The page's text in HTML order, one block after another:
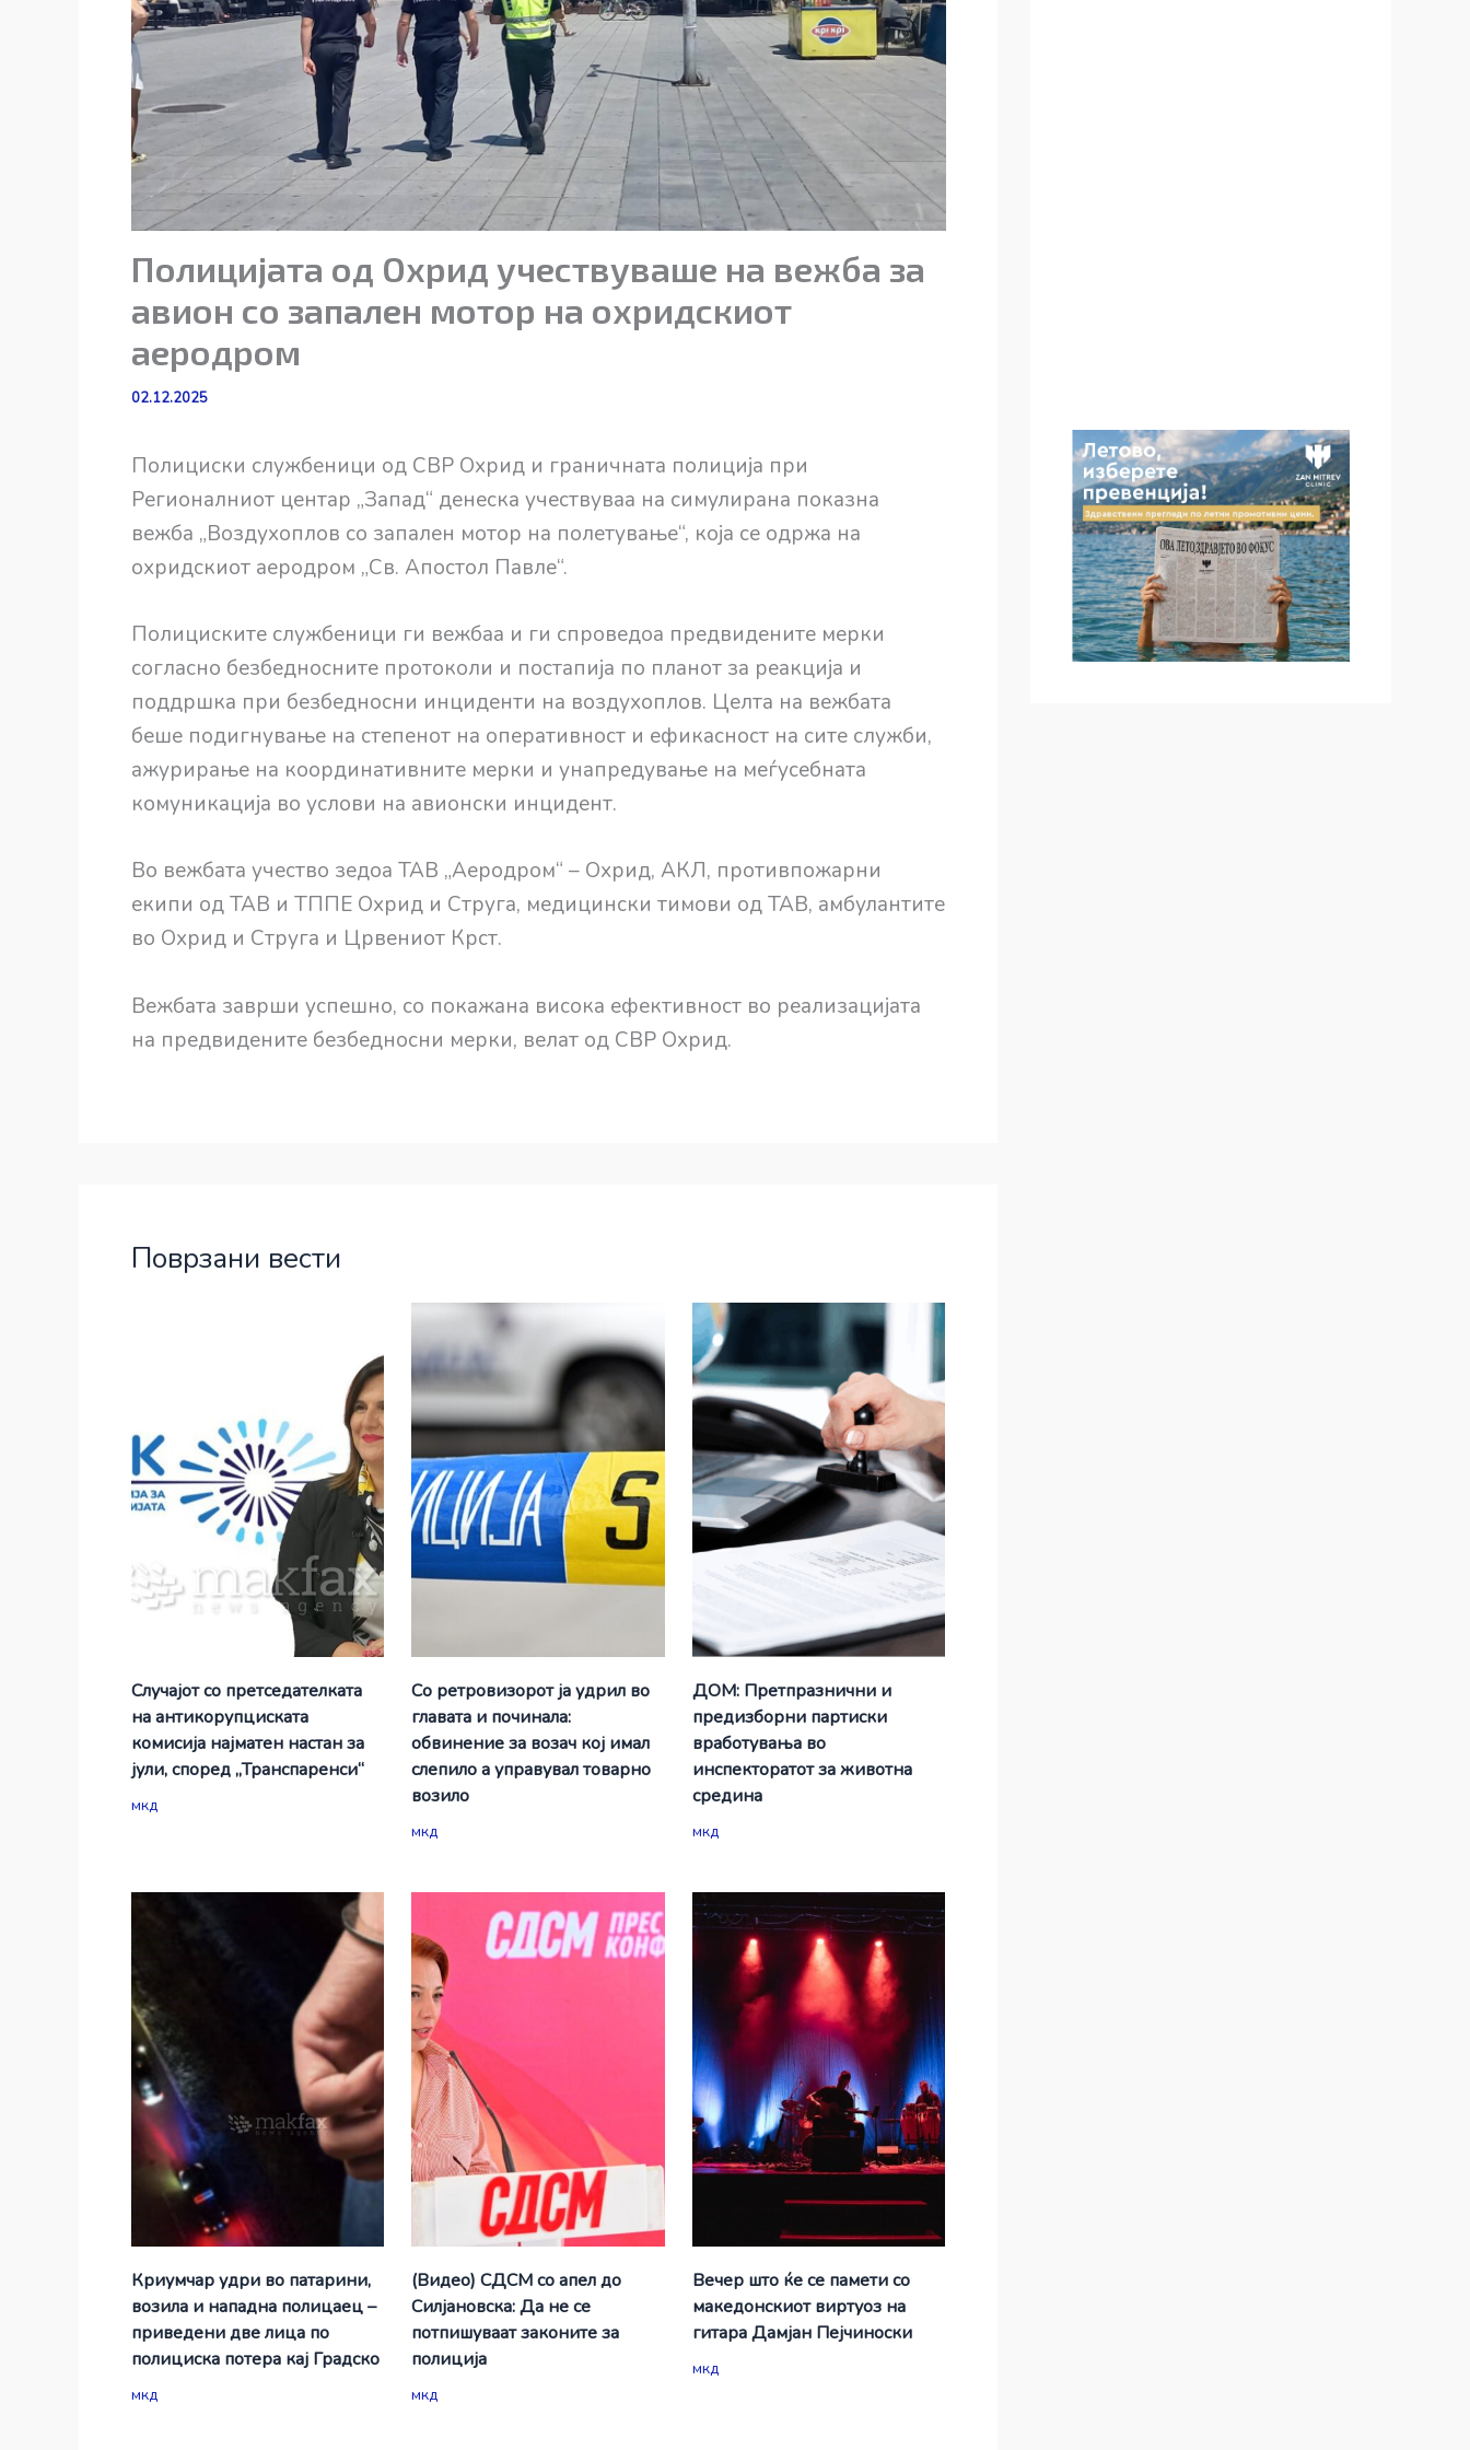
Полицијата од Охрид учествуваше на вежба за
авион со запален мотор на охридскиот
аеродром
02.12.2025
Полициски службеници од СВР Охрид и граничната полиција при
Регионалниот центар „Запад“ денеска учествуваа на симулирана показна
вежба „Воздухоплов со запален мотор на полетување“, која се одржа на
охридскиот аеродром „Св. Апостол Павле“.
Полициските службеници ги вежбаа и ги спроведоа предвидените мерки
согласно безбедносните протоколи и постапија по планот за реакција и
поддршка при безбедносни инциденти на воздухоплов. Целта на вежбата
беше подигнување на степенот на оперативност и ефикасност на сите служби,
ажурирање на координативните мерки и унапредување на меѓусебната
комуникација во услови на авионски инцидент.
Во вежбата учество зедоа ТАВ „Аеродром“ – Охрид, АКЛ, противпожарни
екипи од ТАВ и ТППЕ Охрид и Струга, медицински тимови од ТАВ, амбулантите
во Охрид и Струга и Црвениот Крст.
Вежбата заврши успешно, со покажана висока ефективност во реализацијата
на предвидените безбедносни мерки, велат од СВР Охрид.
Поврзани вести
Случајот со претседателката
на антикорупциската
комисија најматен настан за
јули, според „Транспаренси“
мкд
Со ретровизорот ја удрил во
главата и починала:
обвинение за возач кој имал
слепило а управувал товарно
возило
мкд
ДОМ: Претпразнични и
предизборни партиски
вработувања во
инспекторатот за животна
средина
мкд
Криумчар удри во патарини,
возила и нападна полицаец –
приведени две лица по
полициска потера кај Градско
мкд
(Видео) СДСМ со апел до
Силјановска: Да не се
потпишуваат законите за
полиција
мкд
Вечер што ќе се памети со
македонскиот виртуоз на
гитара Дамјан Пејчиноски
мкд